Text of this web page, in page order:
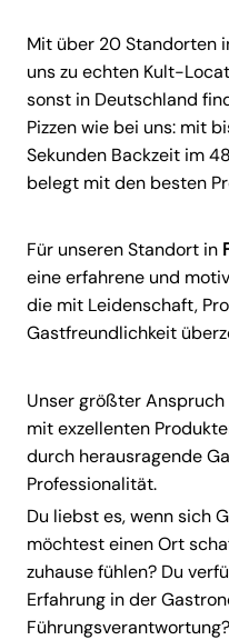
Mit über 20 Standorten
uns zu echten Kult-
sonst in Deutschland
Pizzen wie bei uns: mit
Sekunden Backzeit im
belegt mit den besten
Für unseren Standort in
eine erfahrene und
die mit Leidenschaft,
Gastfreundlichkeit
Unser größter
mit exzellenten
durch herausragende
Professionalität.
Du liebst es, wenn sich
möchtest einen Ort
zuhause fühlen? Du
Erfahrung in der